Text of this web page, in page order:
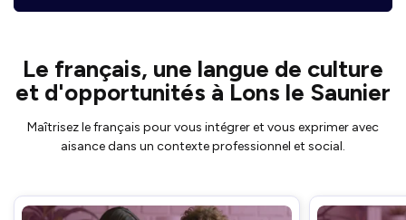
Le français, une langue de culture
et d'opportunités à Lons le Saunier
Maîtrisez le français pour vous intégrer et vous exprimer avec
aisance dans un contexte professionnel et social.